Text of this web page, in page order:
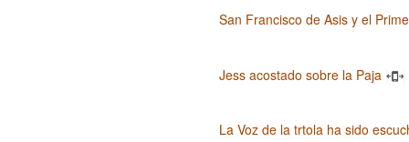
San Francisco de Asis y el
Jess acostado sobre la Paja
La Voz de la trtola ha sido